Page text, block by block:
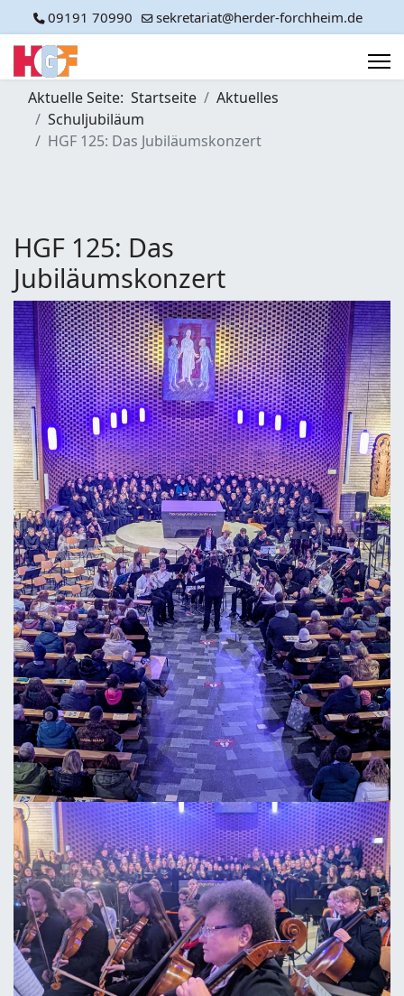
09191 70990 sekretariat@herder-forchheim.de
Aktuelle Seite: Startseite
Aktuelles
Schuljubiläum
HGF 125: Das Jubiläumskonzert
HGF 125: Das
Jubiläumskonzert